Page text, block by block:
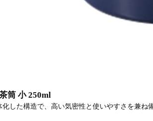
筒 小 250ml
化した構造で、高い気密性と使いやすさを兼